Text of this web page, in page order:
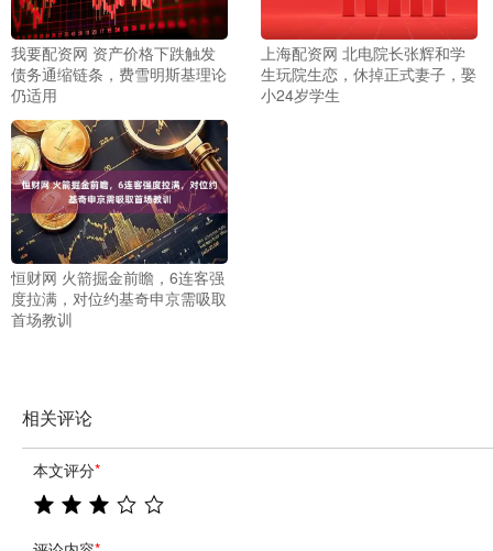
我要配资网 资产价格下跌触发
债务通缩链条，费雪明斯基理论
仍适用
上海配资网 北电院长张辉和学
生玩院生恋，休掉正式妻子，娶
小24岁学生
恒财网 火箭掘金前瞻，6连客强
度拉满，对位约基奇申京需吸取
首场教训
相关评论
本文评分*